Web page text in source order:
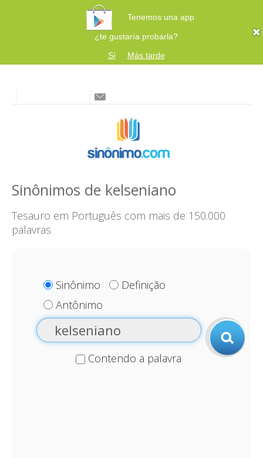
Tenemos una app
¿te gustaría probarla?
Sí
Más tarde
Sinônimos de kelseniano
Tesauro em Português com mais de 150.000
palavras
Sinônimo
Definição
Antônimo
Contendo a palavra